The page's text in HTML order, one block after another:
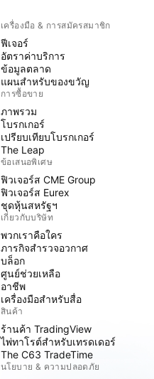
เครื่องมือ & การสมัครสมาชิก
ฟีเจอร์
อัตราค่าบริการ
ข้อมูลตลาด
แผนสำหรับของขวัญ
การซื้อขาย
ภาพรวม
โบรกเกอร์
เปรียบเทียบโบรกเกอร์
The Leap
ข้อเสนอพิเศษ
ฟิวเจอร์ส CME Group
ฟิวเจอร์ส Eurex
ชุดหุ้นสหรัฐฯ
เกี่ยวกับบริษัท
พวกเราคือใคร
ภารกิจสำรวจอวกาศ
บล็อก
ศูนย์ช่วยเหลือ
อาชีพ
เครื่องมือสำหรับสื่อ
สินค้า
ร้านค้า TradingView
ไพ่ทาโรต์สำหรับเทรดเดอร์
The C63 TradeTime
นโยบาย & ความปลอดภัย